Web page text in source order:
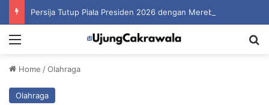
Home /Olahraga
Olahraga